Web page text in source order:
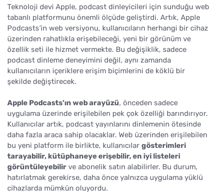
Teknoloji devi Apple, podcast dinleyicileri için sunduğu web
tabanlı platformunu önemli ölçüde geliştirdi. Artık, Apple
Podcasts’in web versiyonu, kullanıcıların herhangi bir cihaz
üzerinden rahatlıkla erişebileceği, yeni bir görünüm ve
özellik seti ile hizmet vermekte. Bu değişiklik, sadece
podcast dinleme deneyimini değil, aynı zamanda
kullanıcıların içeriklere erişim biçimlerini de köklü bir
şekilde değiştirecek.
Apple Podcasts’ın web arayüzü, önceden sadece
uygulama üzerinde erişilebilen pek çok özelliği barındırıyor.
Kullanıcılar artık, podcast yayınlarını dinlemenin ötesinde
daha fazla araca sahip olacaklar. Web üzerinden erişilebilen
bu yeni platform ile birlikte, kullanıcılar gösterimleri
tarayabilir, kütüphaneye erişebilir, en iyi listeleri
görüntüleyebilir ve abonelik satın alabilirler. Bu durum,
hatırlatmak gerekirse, daha önce yalnızca uygulama yüklü
cihazlarda mümkün oluyordu.